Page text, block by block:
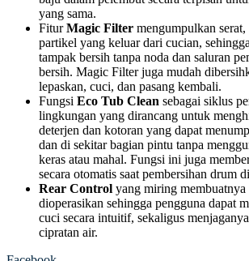
yang sama.
FiturMagic Filter mengumpulkan
partikel yang keluar dari cucian,
tampak bersih tanpa noda dan saluran
bersih. Magic Filter juga mudah
lepaskan, cuci, dan pasang kembali.
Fungsi Eco Tub Clean sebagai siklus
lingkungan yang dirancang untuk
deterjen dan kotoran yang dapat
dan di sekitar bagian pintu tanpa
keras atau mahal. Fungsi ini juga
secara otomatis saat pembersihan drum
Rear Control yang miring
dioperasikan sehingga pengguna dapat
cuci secara intuitif, sekaligus
cipratan air.